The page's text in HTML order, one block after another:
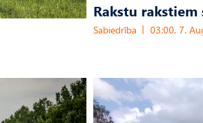
Rakstu
Sabiedrība 03:00, 7.